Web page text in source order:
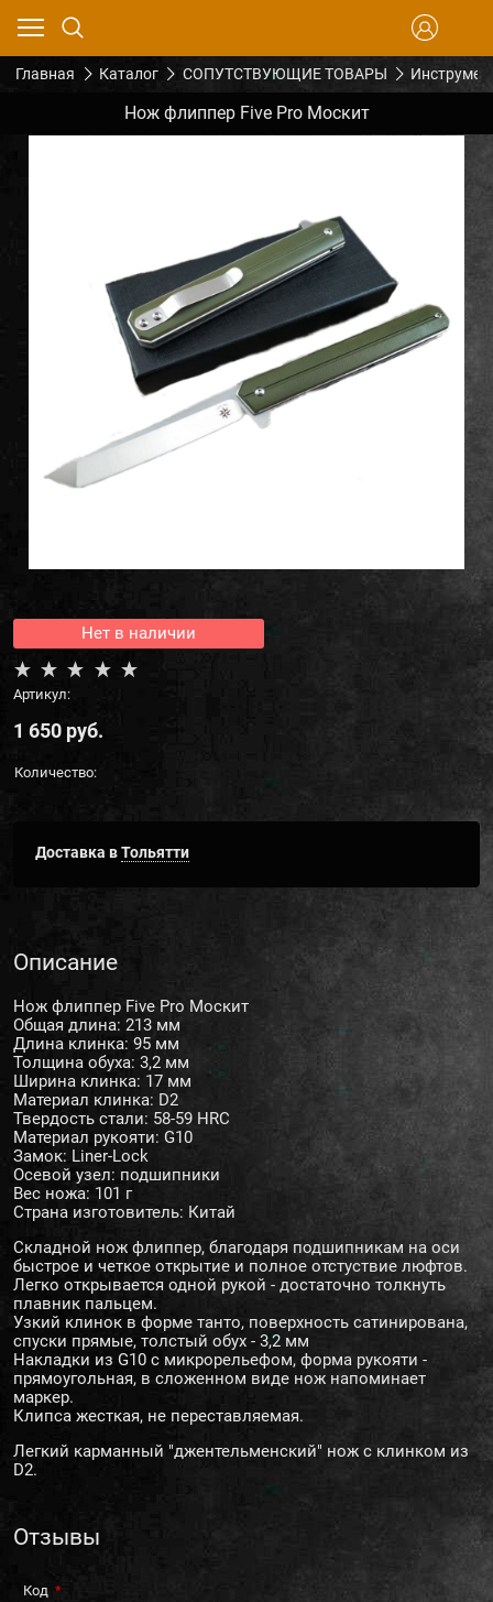
Главная Каталог СОПУТСТВУЮЩИЕ ТОВАРЫ
Нож флиппер Five Pro Москит
Нет в наличии
Артикул:
1 650 руб.
Количество:
Доставка вТольятти
Описание
Нож флиппер Five Pro Москит
Общая длина: 213 мм
Длина клинка: 95 мм
Толщина обуха: 3,2 мм
Ширина клинка: 17 мм
Материал клинка: D2
Твердость стали: 58-59 HRC
Материал рукояти: G10
Замок: Liner-Lock
Осевой узел: подшипники
Вес ножа: 101 г
Страна изготовитель: Китай
Складной нож флиппер, благодаря подшипникам на оси
быстрое и четкое открытие и полное отстуствие люфтов.
Легко открывается одной рукой - достаточно толкнуть
плавник пальцем.
Узкий клинок в форме танто, поверхность сатинирована,
спуски прямые, толстый обух - 3,2 мм
Накладки из G10 с микрорельефом, форма рукояти -
прямоугольная, в сложенном виде нож напоминает
маркер.
Клипса жесткая, не переставляемая.
Легкий карманный "джентельменский" нож с клинком из
D2.
Отзывы
Код